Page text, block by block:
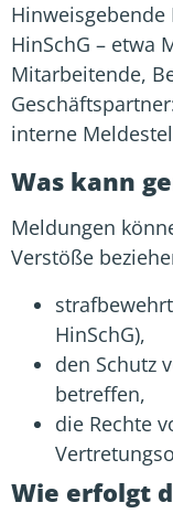
Hinweisgebende
HinSchG – etwa
Mitarbeitende,
interne
Was kann
Meldungen
Verstöße
HinSchG),
den Schutz
betreffen,
die Rechte
Wie erfolgt